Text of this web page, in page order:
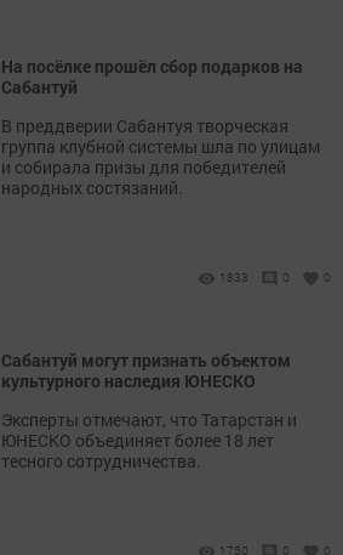
На посёлке прошёл сбор подарков на
Сабантуй
В преддверии Сабантуя творческая
группа клубной системы шла по улицам
и собирала призы для победителей
народных состязаний.
1833 0 0
Сабантуй могут признать объектом
культурного наследия ЮНЕСКО
Эксперты отмечают, что Татарстан и
ЮНЕСКО объединяет более 18 лет
тесного сотрудничества.
1750 0 0